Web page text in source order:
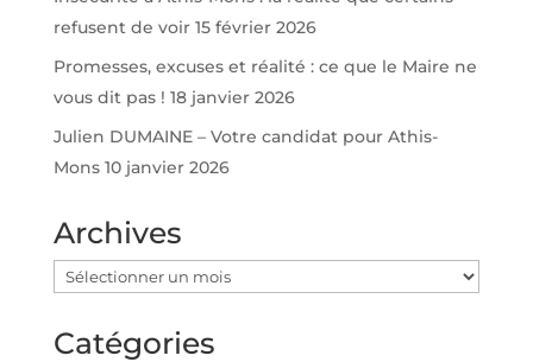
refusent de voir 15 février 2026
Promesses, excuses et réalité : ce que le Maire ne
vous dit pas ! 18 janvier 2026
Julien DUMAINE – Votre candidat pour Athis-
Mons 10 janvier 2026
Archives
Archives
Catégories